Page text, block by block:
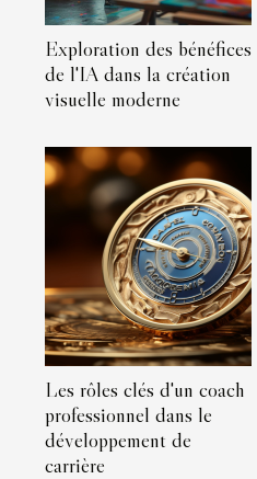
Exploration des bénéfices
de l'IA dans la création
visuelle moderne
Les rôles clés d'un coach
professionnel dans le
développement de
carrière